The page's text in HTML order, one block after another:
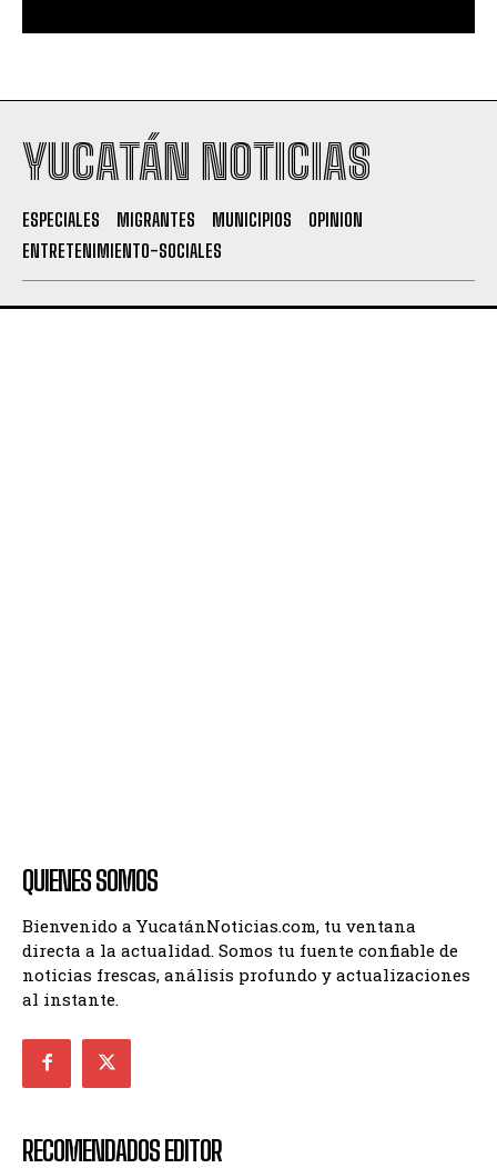
YUCATÁN NOTICIAS
ESPECIALES MIGRANTES MUNICIPIOS
OPINION
ENTRETENIMIENTO-SOCIALES
QUIENES SOMOS
Bienvenido a YucatánNoticias.com, tu ventana
directa a la actualidad. Somos tu fuente confiable de
noticias frescas, análisis profundo y actualizaciones
al instante.
RECOMENDADOS EDITOR